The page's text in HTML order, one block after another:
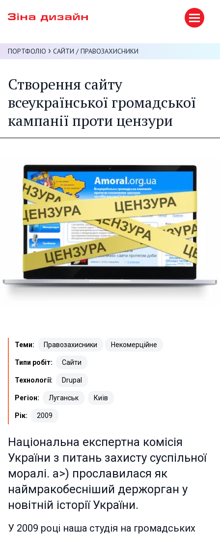
ПОРТФОЛІО САЙТИ / ПРАВОЗАХИСНИКИ
Створення сайту
всеукраїнської громадської
кампанії проти цензури
Теми: Правозахисники Некомерційне
Типи робіт: Сайти
Технології: Drupal
Регіон: Луганськ Київ
Рік: 2009
Національна експертна комісія
України з питань захисту суспільної
моралі. a>) прославилася як
наймракобесніший держорган у
новітній історії України.
У 2009 році наша студія на громадських